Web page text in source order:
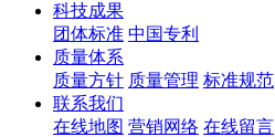
科技成果
团体标准 中国专利
质量体系
质量方针 质量管理 标准规范
联系我们
在线地图 营销网络 在线留言